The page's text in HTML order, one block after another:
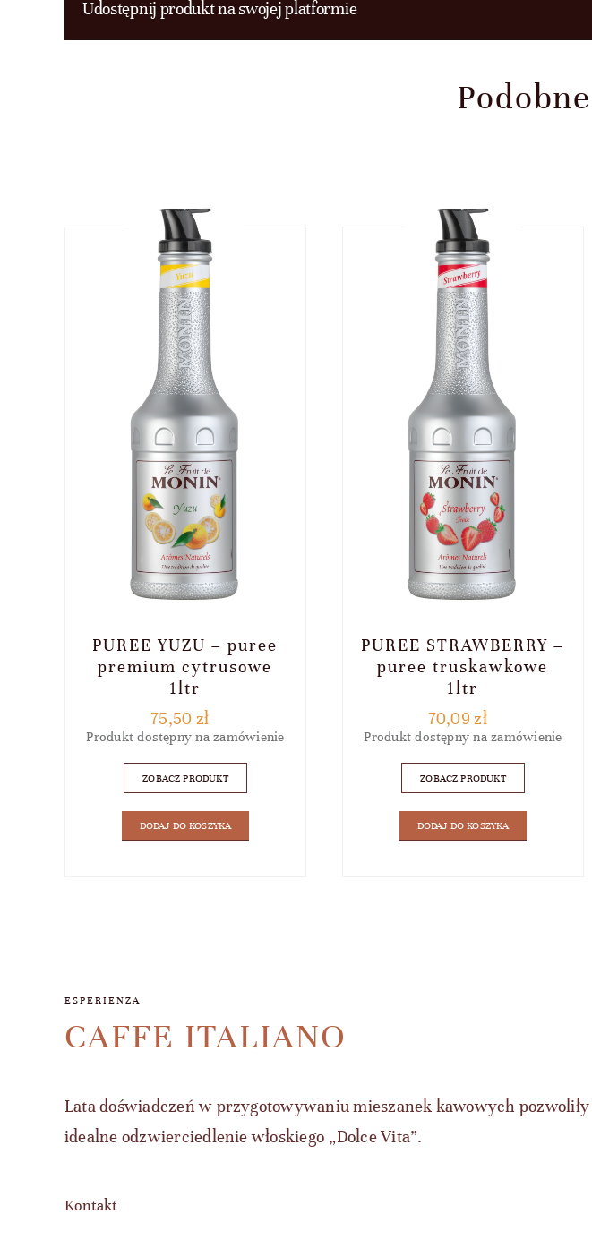
Udostępnij produkt na swojej platformie
PUREE YUZU – puree
premium cytrusowe
1ltr
75,50 zł
Produkt dostępny na zamówienie
ZOBACZ PRODUKT
DODAJ DO KOSZYKA
PUREE STRAWBERRY –
puree truskawkowe
1ltr
70,09zł
Produkt dostępny na zamówienie
ZOBACZ PRODUKT
DODAJ DO KOSZYKA
ESPERIENZA
CAFFE ITALIANO
Lata doświadczeń w przygotowywaniu mieszanek kawowych
idealne odzwierciedlenie włoskiego „Dolce Vita”.
Kontakt